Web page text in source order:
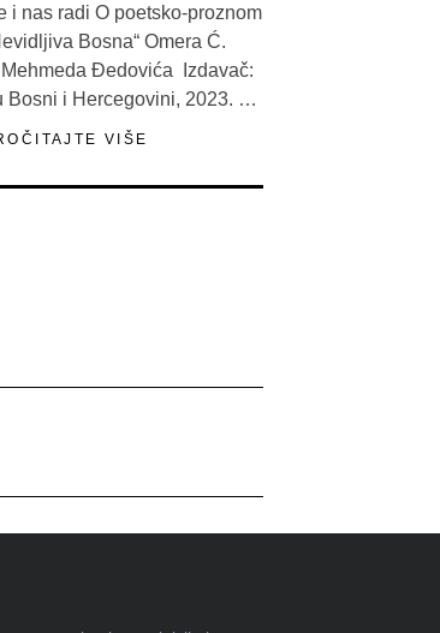
i nas radi O poetsko-proznom
Bosna“ Omera Ć.
Mehmeda Đedovića Izdavač:
Bosni i Hercegovini, 2023. …
VIŠE